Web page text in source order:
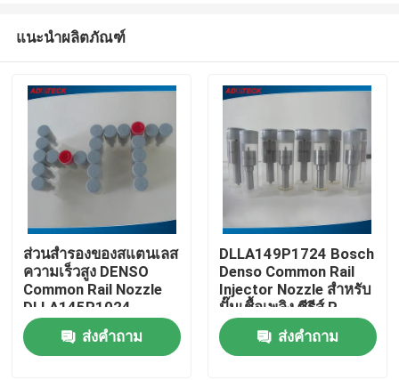
บ้าน
แนะนำผลิตภัณฑ์
ส่วนสํารองของสแตนเลส
ความเร็วสูง DENSO
Common Rail Nozzle
DLLA145P1024
ส่งคำถาม
DLLA149P1724 Bosch
Denso Common Rail
Injector Nozzle สําหรับ
ปั๊มเชื้อเพลิง ซีรีส์ P
ส่งคำถาม